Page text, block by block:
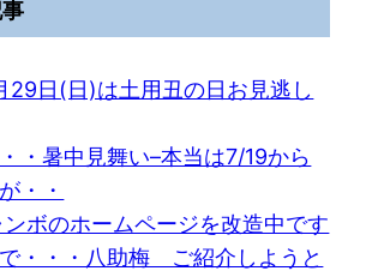
29日(日)は土用丑の日お見逃し
・暑中見舞い–本当は7/19から
・・
ンボのホームページを改造中です
・・・八助梅 ご紹介しようと